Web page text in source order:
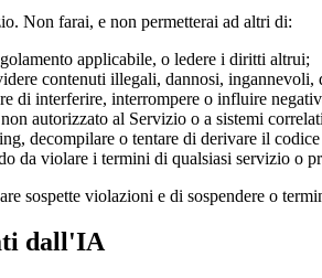
Non farai, e non permetterai ad altri di:
applicabile, o ledere i diritti altrui;
contenuti illegali, dannosi,
di interferire, interrompere o influire
non autorizzato al Servizio o a sistemi
decompilare o tentare di derivare il
da violare i termini di qualsiasi servizio o
sospette violazioni e di sospendere o
dall'IA